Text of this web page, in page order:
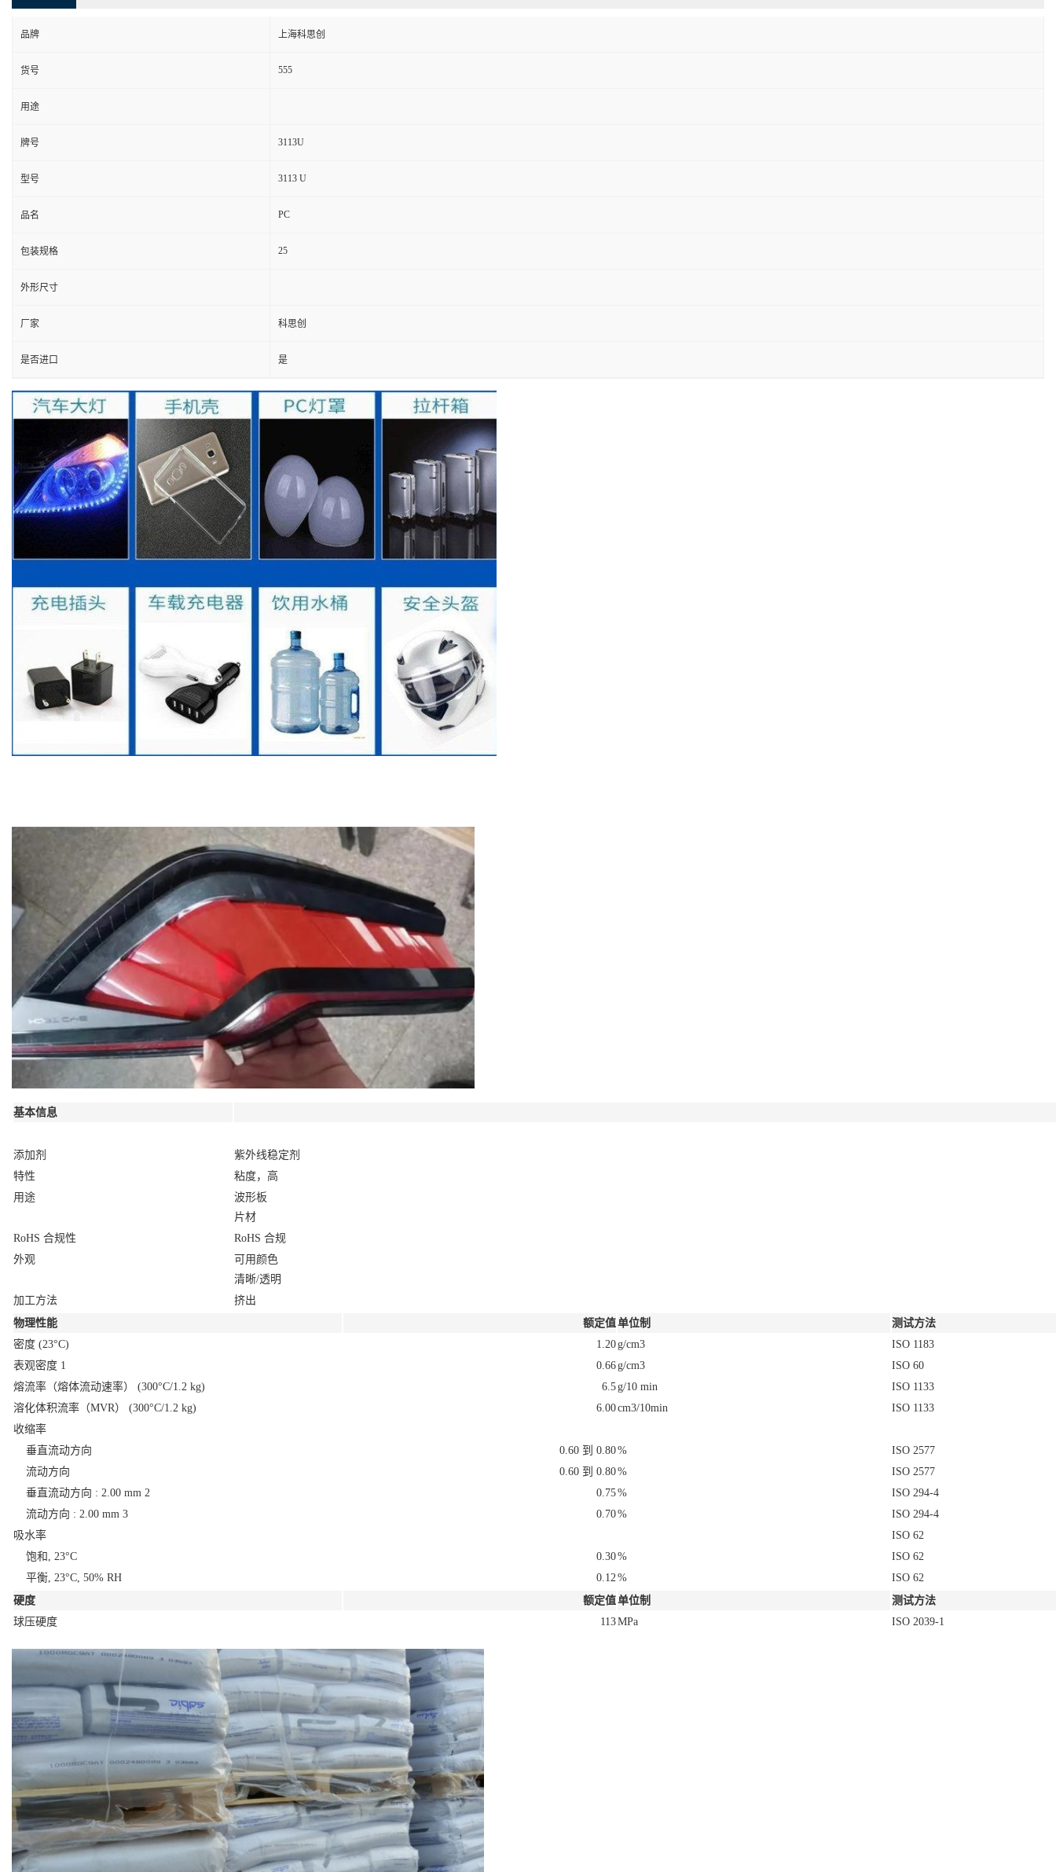
品牌 上海科思创
货号 555
用途
牌号 3113U
型号 3113 U
品名 PC
包装规格 25
外形尺寸
厂家 科思创
是否进口 是
基本信息
添加剂
紫外线稳定剂
特性
粘度，高
用途
波形板
片材
RoHS 合规性
RoHS 合规
外观
可用颜色
清晰/透明
加工方法
挤出
物理性能
额定值单位制
测试方法
密度 (23°C) 1.20g/cm3
ISO 1183
表观密度 1 0.66g/cm3
ISO 60
熔流率（熔体流动速率） (300°C/1.2 kg) 6.5g/10 min
ISO 1133
溶化体积流率（MVR） (300°C/1.2 kg) 6.00cm3/10min
ISO 1133
收缩率
垂直流动方向
0.60 到 0.80%
ISO 2577
流动方向
0.60 到 0.80%
ISO 2577
垂直流动方向 : 2.00 mm 2 0.75%
ISO 294-4
流动方向 : 2.00 mm 3 0.70%
ISO 294-4
吸水率
ISO 62
饱和, 23°C
0.30%
ISO 62
平衡, 23°C, 50% RH
0.12%
ISO 62
硬度
额定值单位制
测试方法
球压硬度
113MPa ISO 2039-1